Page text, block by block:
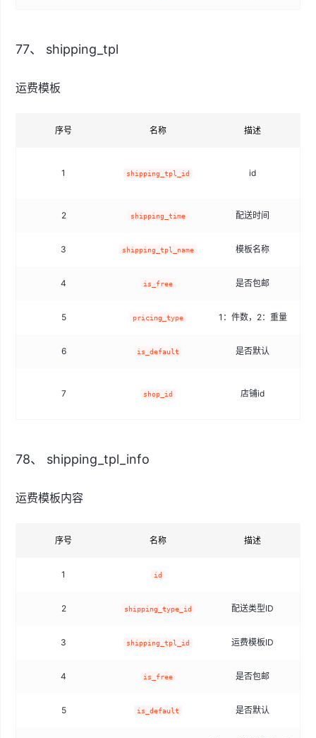
77、 shipping_tpl
运费模板
序号 名称 描述
1 shipping_tpl_id id
2 shipping_time 配送时间
3 shipping_tpl_name 模板名称
4 is_free 是否包邮
5 pricing_type 1：件数，2：重量
6 is_default 是否默认
7 shop_id 店铺id
78、 shipping_tpl_info
运费模板内容
序号 名称 描述
1 id
2 shipping_type_id 配送类型ID
3 shipping_tpl_id 运费模板ID
4 is_free 是否包邮
5 is_default 是否默认